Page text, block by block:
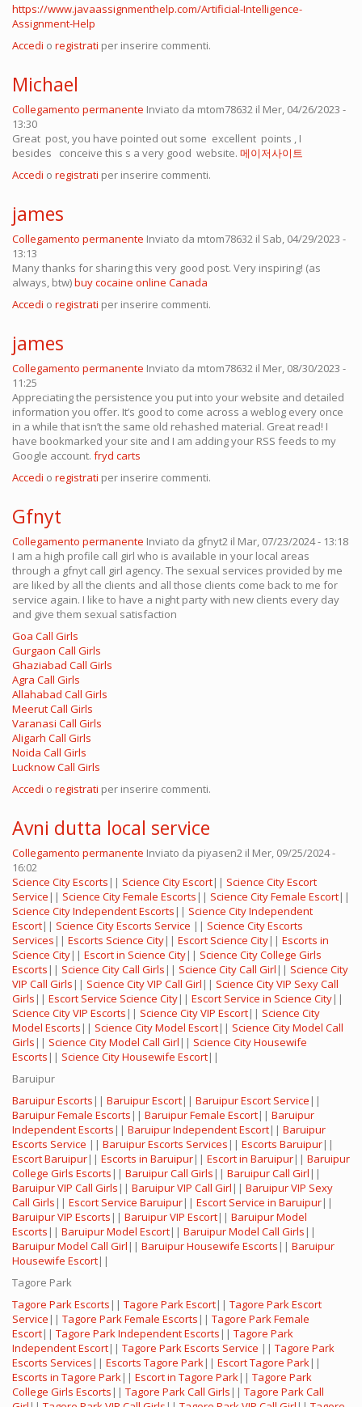
https://www.javaassignmenthelp.com/Artificial-Intelligence-
Assignment-Help
Accedi o registrati per inserire commenti.
Michael
Collegamento permanente Inviato da mtom78632 il Mer, 04/26/2023 -
13:30
Great post, you have pointed out some excellent points , I
besides conceive this s a very good website. 메이저사이트
Accedi o registrati per inserire commenti.
james
Collegamento permanente Inviato da mtom78632 il Sab, 04/29/2023 -
13:13
Many thanks for sharing this very good post. Very inspiring! (as
always, btw)buy cocaine online Canada
Accedi o registrati per inserire commenti.
james
Collegamento permanente Inviato da mtom78632 il Mer, 08/30/2023 -
11:25
Appreciating the persistence you put into your website and detailed
information you offer. It’s good to come across a weblog every once
in a while that isn’t the same old rehashed material. Great read! I
have bookmarked your site and I am adding your RSS feeds to my
Google account. fryd carts
Accedi o registrati per inserire commenti.
Gfnyt
Collegamento permanente Inviato da gfnyt2 il Mar, 07/23/2024 - 13:18
I am a high profile call girl who is available in your local areas
through a gfnyt call girl agency. The sexual services provided by me
are liked by all the clients and all those clients come back to me for
service again. I like to have a night party with new clients every day
and give them sexual satisfaction
Goa Call Girls
Gurgaon Call Girls
Ghaziabad Call Girls
Agra Call Girls
Allahabad Call Girls
Meerut Call Girls
Varanasi Call Girls
Aligarh Call Girls
Noida Call Girls
Lucknow Call Girls
Accedi o registrati per inserire commenti.
Avni dutta local service
Collegamento permanente Inviato da piyasen2 il Mer, 09/25/2024 -
16:02
Science City Escorts || Science City Escort|| Science City Escort
Service || Science City Female Escorts || Science City Female Escort||
Science City Independent Escorts || Science City Independent
Escort|| Science City Escorts Service || Science City Escorts
Services || Escorts Science City|| Escort Science City|| Escorts in
Science City|| Escort in Science City|| Science City College Girls
Escorts || Science City Call Girls || Science City Call Girl || Science City
VIP Call Girls || Science City VIP Call Girl || Science City VIP Sexy Call
Girls || Escort Service Science City|| Escort Service in Science City||
Science City VIP Escorts || Science City VIP Escort|| Science City
Model Escorts || Science City Model Escort|| Science City Model Call
Girls || Science City Model Call Girl || Science City Housewife
Escorts || Science City Housewife Escort||
Baruipur
Baruipur Escorts || Baruipur Escort|| Baruipur Escort Service ||
Baruipur Female Escorts || Baruipur Female Escort|| Baruipur
Independent Escorts || Baruipur Independent Escort|| Baruipur
Escorts Service || Baruipur Escorts Services || Escorts Baruipur||
Escort Baruipur|| Escorts in Baruipur|| Escort in Baruipur|| Baruipur
College Girls Escorts || Baruipur Call Girls || Baruipur Call Girl ||
Baruipur VIP Call Girls || Baruipur VIP Call Girl || Baruipur VIP Sexy
Call Girls || Escort Service Baruipur|| Escort Service in Baruipur||
Baruipur VIP Escorts || Baruipur VIP Escort|| Baruipur Model
Escorts || Baruipur Model Escort|| Baruipur Model Call Girls ||
Baruipur Model Call Girl || Baruipur Housewife Escorts || Baruipur
Housewife Escort||
Tagore Park
Tagore Park Escorts || Tagore Park Escort|| Tagore Park Escort
Service || Tagore Park Female Escorts || Tagore Park Female
Escort|| Tagore Park Independent Escorts || Tagore Park
Independent Escort|| Tagore Park Escorts Service || Tagore Park
Escorts Services || Escorts Tagore Park|| Escort Tagore Park||
Escorts in Tagore Park|| Escort in Tagore Park|| Tagore Park
College Girls Escorts || Tagore Park Call Girls || Tagore Park Call